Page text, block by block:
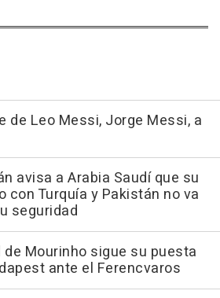
de Leo Messi, Jorge Messi, a
avisa a Arabia Saudí que su
con Turquía y Pakistán no va
seguridad
de Mourinho sigue su puesta
ante el Ferencvaros